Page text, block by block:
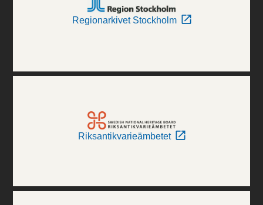
Regionarkivet Stockholm
Riksantikvarieämbetet